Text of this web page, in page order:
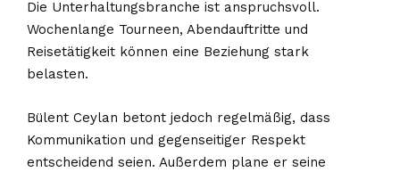
Die Unterhaltungsbranche ist anspruchsvoll.
Wochenlange Tourneen, Abendauftritte und
Reisetätigkeit können eine Beziehung stark
belasten.
Bülent Ceylan betont jedoch regelmäßig, dass
Kommunikation und gegenseitiger Respekt
entscheidend seien. Außerdem plane er seine